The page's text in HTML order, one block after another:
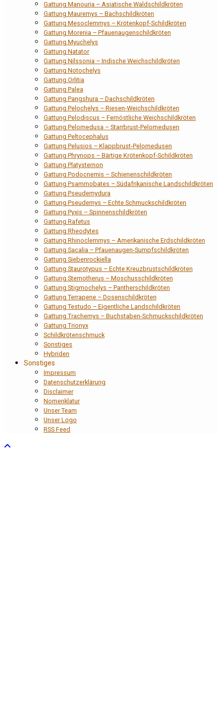
Gattung Manouria – Asiatische Waldschildkröten
Gattung Mauremys – Bachschildkröten
Gattung Mesoclemmys – Krötenkopf-Schildkröten
Gattung Morenia – Pfauenaugenschildkröten
Gattung Myuchelys
Gattung Natator
Gattung Nilssonia – Indische Weichschildkröten
Gattung Notochelys
Gattung Orlitia
Gattung Palea
Gattung Pangshura – Dachschildkröten
Gattung Pelochelys – Riesen-Weichschildkröten
Gattung Pelodiscus – Fernöstliche Weichschildkröten
Gattung Pelomedusa – Starrbrust-Pelomedusen
Gattung Peltocephalus
Gattung Pelusios – Klappbrust-Pelomedusen
Gattung Phrynops – Bärtige Krötenkopf-Schildkröten
Gattung Platysternon
Gattung Podocnemis – Schienenschildkröten
Gattung Psammobates – Südafrikanische Landschildkröten
Gattung Pseudemydura
Gattung Pseudemys – Echte Schmuckschildkröten
Gattung Pyxis – Spinnenschildkröten
Gattung Rafetus
Gattung Rheodytes
Gattung Rhinoclemmys – Amerikanische Erdschildkröten
Gattung Sacalia – Pfauenaugen-Sumpfschildkröten
Gattung Siebenrockiella
Gattung Staurotypus – Echte Kreuzbrustschildkröten
Gattung Sternotherus – Moschusschildkröten
Gattung Stigmochelys – Pantherschildkröten
Gattung Terrapene – Dosenschildkröten
Gattung Testudo – Eigentliche Landschildkröten
Gattung Trachemys – Buchstaben-Schmuckschildkröten
Gattung Trionyx
Schildkrötenschmuck
Sonstiges
Hybriden
Sonstiges
Impressum
Datenschutzerklärung
Disclaimer
Nomenklatur
Unser Team
Unser Logo
RSS Feed